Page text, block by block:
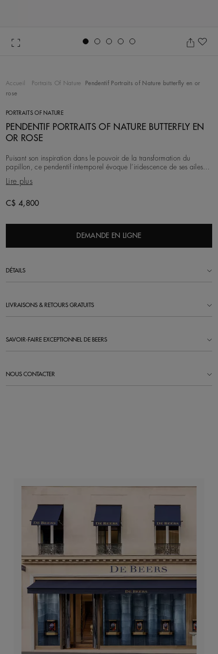
Accueil Portraits Of Nature
Pendentif Portraits of Nature butterfly en or
rose
PORTRAITS OF NATURE
PENDENTIF PORTRAITS OF NATURE BUTTERFLY EN
OR ROSE
Puisant son inspiration dans le pouvoir de la transformation du
papillon, ce pendentif intemporel évoque l’iridescence de ses ailes,
avec des diamants blancs taille
Lire plus
C$ 4,800
DEMANDE EN LIGNE
DÉTAILS
LIVRAISONS & RETOURS GRATUITS
SAVOIR-FAIRE EXCEPTIONNEL DE BEERS
NOUS CONTACTER